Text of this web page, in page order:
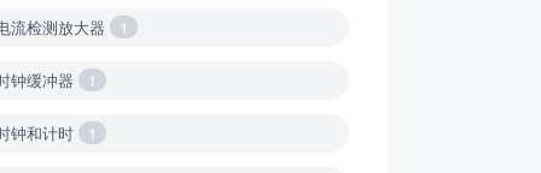
流检测放大器 1
钟缓冲器 1
钟和计时 1